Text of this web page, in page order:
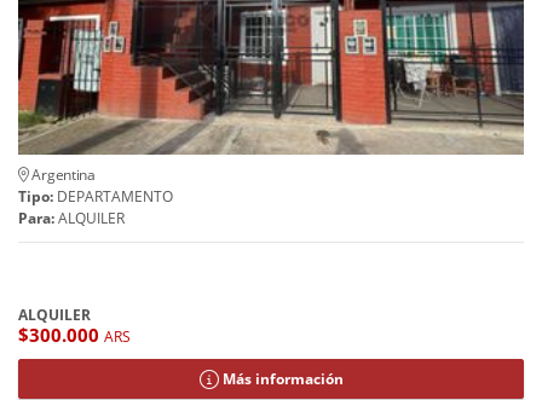
Argentina
Tipo: DEPARTAMENTO
Para:ALQUILER
ALQUILER
$300.000 ARS
Más información